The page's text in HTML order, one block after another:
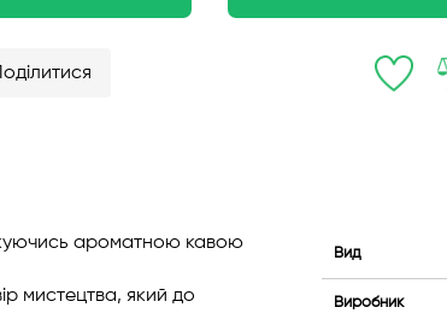
ароматною кавою
мистецтва, який до
Вид
Виробник